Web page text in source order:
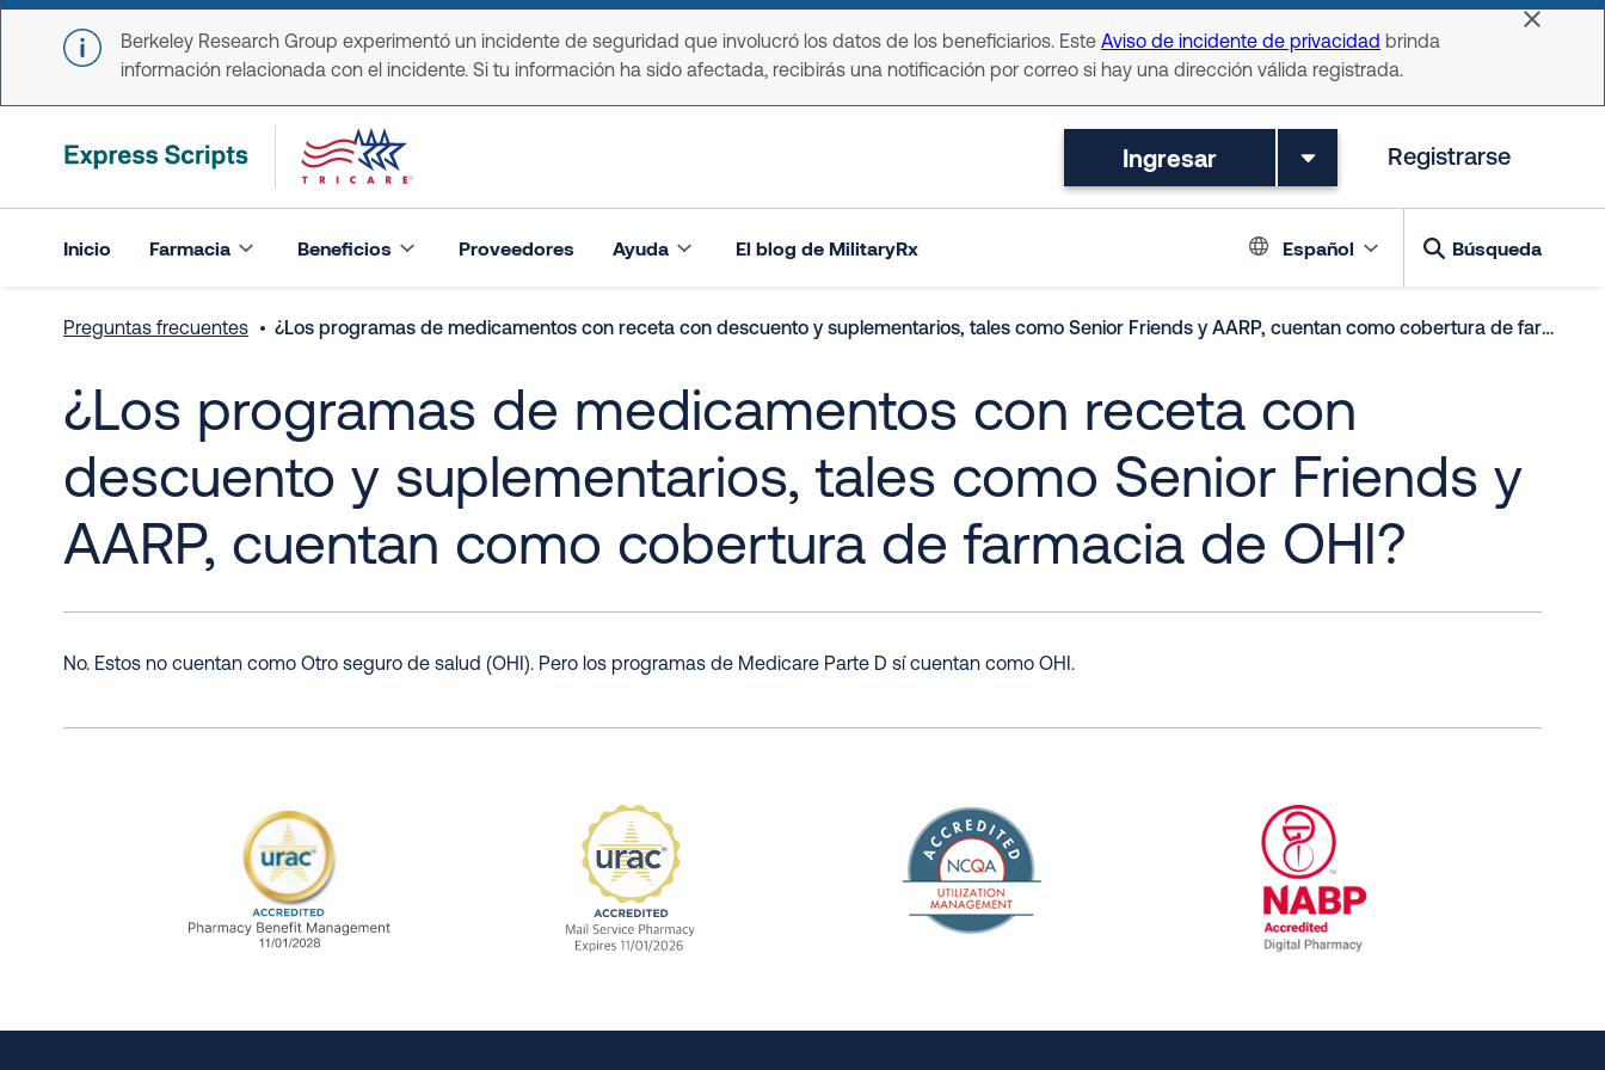
Skip to main content
Berkeley Research Group experimentó un incidente de seguridad que involucró los datos de los beneficiarios. Este Aviso de incidente de privacidad brinda
información relacionada con el incidente. Si tu información ha sido afectada, recibirás una notificación por correo si hay una dirección válida registrada.
Dismiss
Ingresar Registrarse
Inicio Farmacia Beneficios Proveedores Ayuda El blog de MilitaryRx Language
Español Búsqueda
Preguntas frecuentes ¿Los programas de medicamentos con receta con descuento y suplementarios, tales como Senior Friends y AARP, cuentan como cobertura de farmacia de OHI?
¿Los programas de medicamentos con receta con
descuento y suplementarios, tales como Senior Friends y
AARP, cuentan como cobertura de farmacia de OHI?
No. Estos no cuentan como Otro seguro de salud (OHI). Pero los programas de Medicare Parte D sí cuentan como OHI.